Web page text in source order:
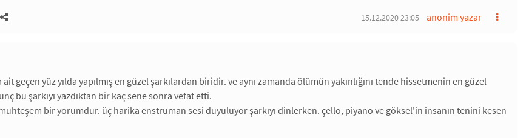
anonim yazar
15.12.2020 23:05
geçen yüz yılda yapılmış en güzel şarkılardan biridir. ve aynı zamanda ölümün yakınlığını tende hissetmenin en güzel
bu şarkıyı yazdıktan bir kaç sene sonra vefat etti.
bir yorumdur. üç harika enstruman sesi duyuluyor şarkıyı dinlerken. çello, piyano ve göksel'in insanın tenini kesen